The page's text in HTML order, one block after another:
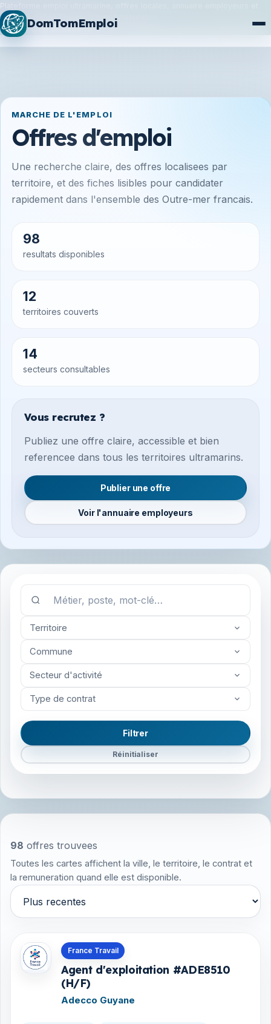
Plateforme emploi ultramarine, offres locales, annuaire employeurs et
synchronisation France Travail / Alternance.
Plan du siteFormations
DomTomEmploi
MARCHE DE L'EMPLOI
Offres d'emploi
Une recherche claire, des offres localisees par
territoire, et des fiches lisibles pour candidater
rapidement dans l'ensemble des Outre-mer francais.
98
resultats disponibles
12
territoires couverts
14
secteurs consultables
Vous recrutez ?
Publiez une offre claire, accessible et bien
referencee dans tous les territoires ultramarins.
Publier une offre
Voir l'annuaire employeurs
Territoire
Commune
Secteur d'activité
Type de contrat
Filtrer
Réinitialiser
98 offres trouvees
Toutes les cartes affichent la ville, le territoire, le contrat et
la remuneration quand elle est disponible.
Trier par
France Travail
Agent d'exploitation #ADE8510
(H/F)
Adecco Guyane
Offres en Guyane